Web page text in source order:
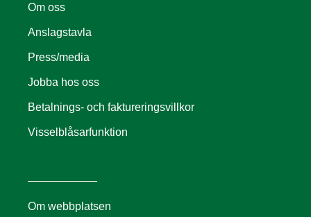
Om oss
Anslagstavla
Press/media
Jobba hos oss
Betalnings- och faktureringsvillkor
Visselblåsarfunktion
Om webbplatsen